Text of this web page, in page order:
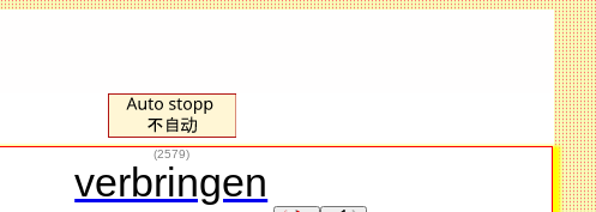
(2579)
verbringen